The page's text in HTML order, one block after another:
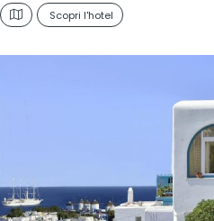
Scopri l'hotel